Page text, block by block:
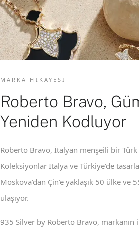
MARKA HIKAYESI
Roberto Bravo,
Yeniden Kodluyor
Roberto Bravo, İtalyan menşeili bir Türk
Koleksiyonlar İtalya ve Türkiye'de
Moskova'dan Çin'e yaklaşık 50 ülke ve
ulaşıyor.
935 Silver by Roberto Bravo, markanın